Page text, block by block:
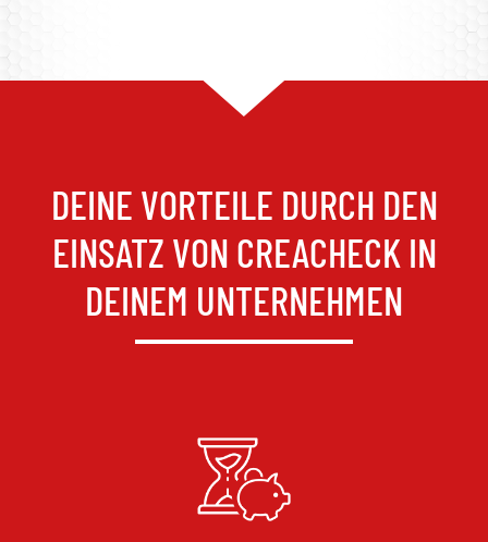
DEINE VORTEILE DURCH DEN
EINSATZ VON CREACHECK IN
DEINEM UNTERNEHMEN